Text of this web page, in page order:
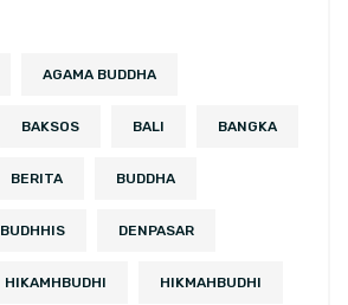
AGAMA BUDDHA
BAKSOS BALI BANGKA
BERITA BUDDHA
BUDHHIS DENPASAR
HIKAMHBUDHI HIKMAHBUDHI